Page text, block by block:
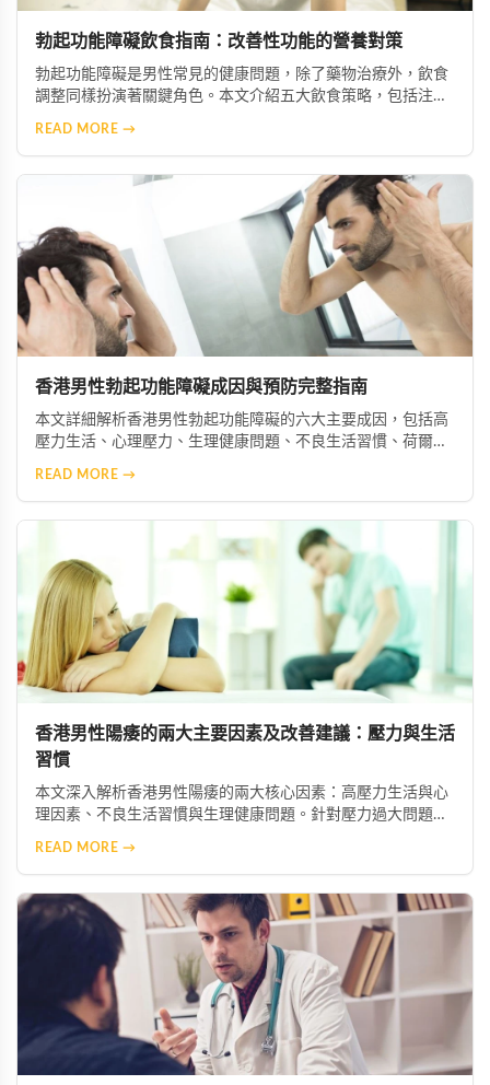
勃起功能障礙飲食指南：改善性功能的營養對策
勃起功能障礙是男性常見的健康問題，除了藥物治療外，飲食
調整同樣扮演著關鍵角色。本文介紹五大飲食策略，包括注重
READ MORE →
香港男性勃起功能障礙成因與預防完整指南
本文詳細解析香港男性勃起功能障礙的六大主要成因，包括高
壓力生活、心理壓力、生理健康問題、不良生活習慣、荷爾蒙
READ MORE →
香港男性陽痿的兩大主要因素及改善建議：壓力與生活
習慣
本文深入解析香港男性陽痿的兩大核心因素：高壓力生活與心
理因素、不良生活習慣與生理健康問題。針對壓力過大問題，
限酒的健康生活模式，助男性重獲自信與健康。
READ MORE →